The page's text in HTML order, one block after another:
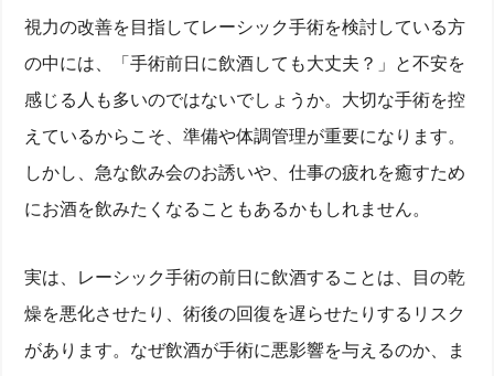
視力の改善を目指してレーシック手術を検討している方
の中には、「手術前日に飲酒しても大丈夫？」と不安を
感じる人も多いのではないでしょうか。大切な手術を控
えているからこそ、準備や体調管理が重要になります。
しかし、急な飲み会のお誘いや、仕事の疲れを癒すため
にお酒を飲みたくなることもあるかもしれません。
実は、レーシック手術の前日に飲酒することは、目の乾
燥を悪化させたり、術後の回復を遅らせたりするリスク
があります。なぜ飲酒が手術に悪影響を与えるのか、ま